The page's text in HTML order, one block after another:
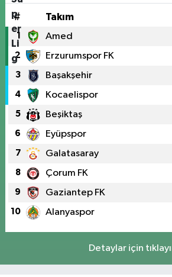
# Takım
1 Amed
2 Erzurumspor FK
3 Başakşehir
4 Kocaelispor
5 Beşiktaş
6 Eyüpspor
7 Galatasaray
8 Çorum FK
9 Gaziantep FK
10 Alanyaspor
Detaylar için